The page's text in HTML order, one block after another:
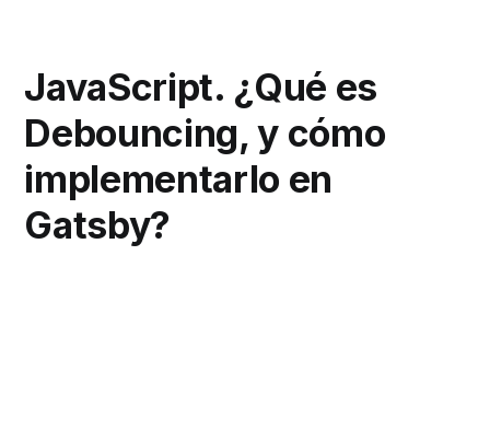
JavaScript. ¿Qué es
Debouncing, y cómo
implementarlo en
Gatsby?